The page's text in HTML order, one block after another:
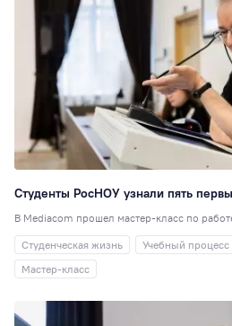
Студенты РосНОУ узнали пять
В Mediacom прошел мастер-класс по
Студенческая жизнь
Учебный процесс
Мастер-класс